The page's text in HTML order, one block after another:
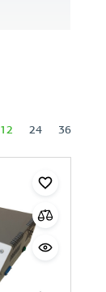
12 24 36